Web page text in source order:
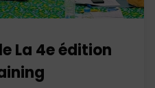
La 4e édition